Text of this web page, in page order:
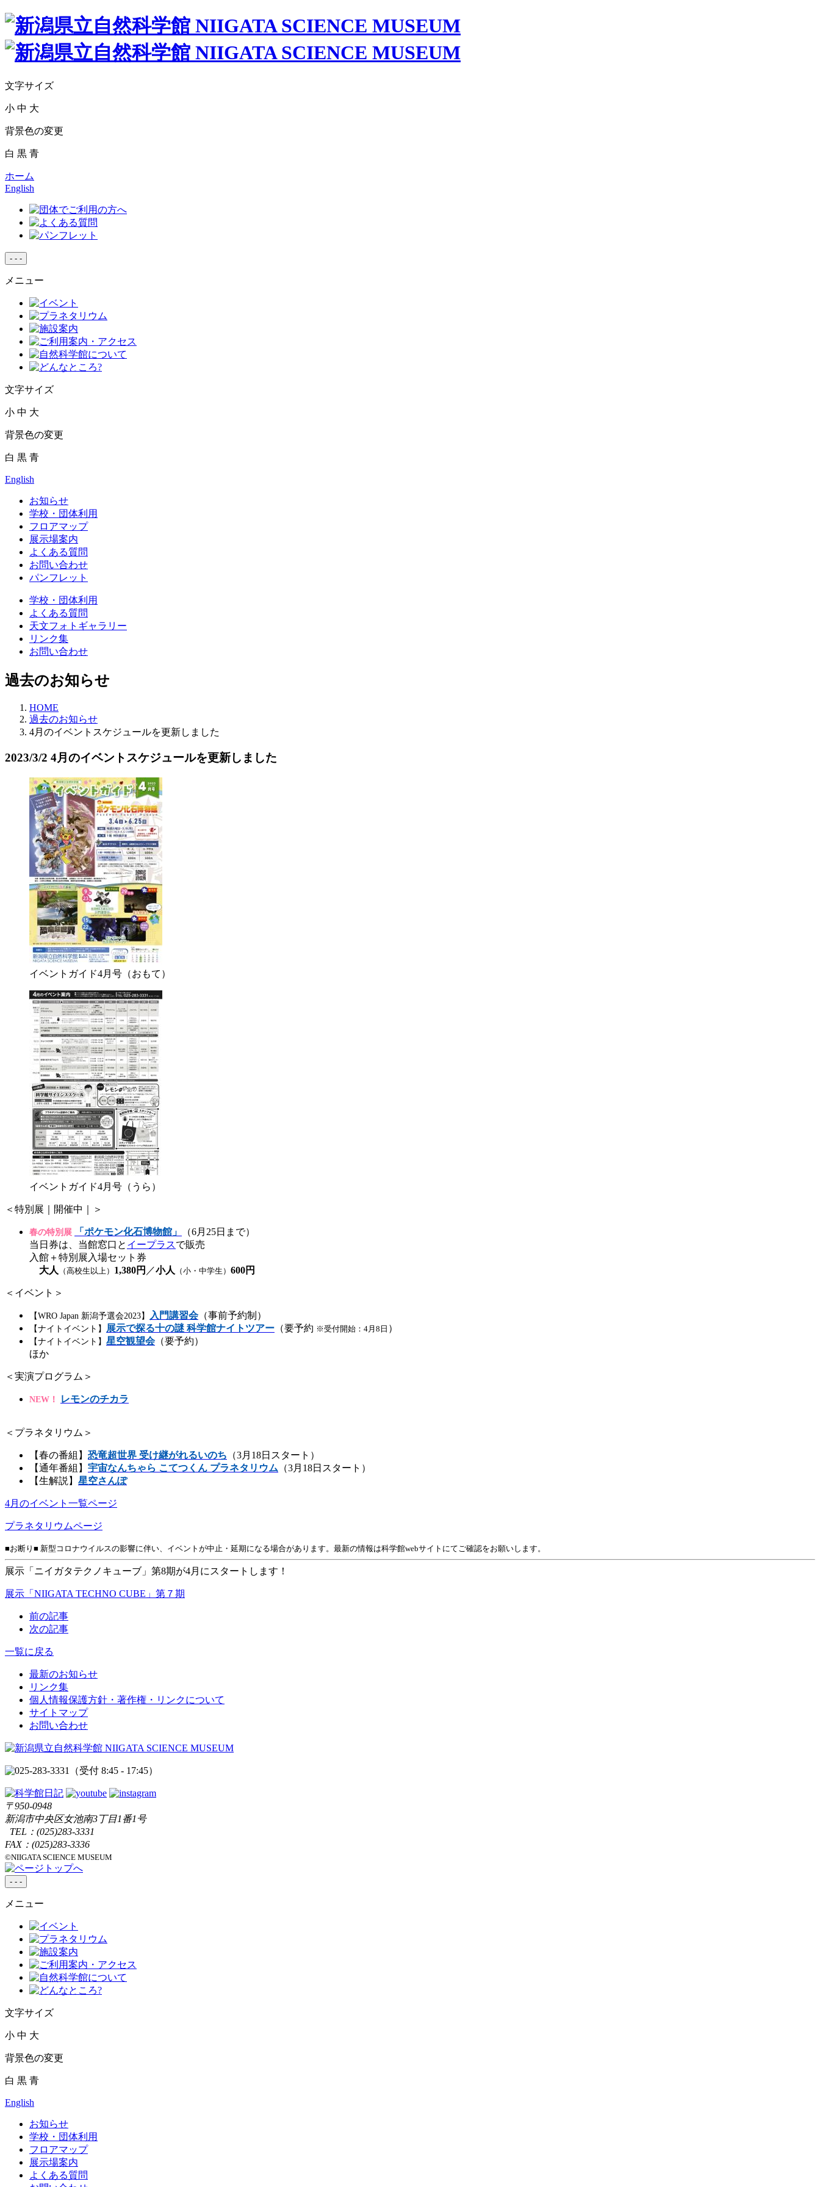
文字サイズ
小 中 大
背景色の変更
白 黒 青
ホーム
English
- - -
メニュー
文字サイズ
小 中 大
背景色の変更
白 黒 青
English
お知らせ
学校・団体利用
フロアマップ
展示場案内
よくある質問
お問い合わせ
パンフレット
学校・団体利用
よくある質問
天文フォトギャラリー
リンク集
お問い合わせ
過去のお知らせ
HOME
過去のお知らせ
4月のイベントスケジュールを更新しました
2023/3/2 4月のイベントスケジュールを更新しました
イベントガイド4月号（おもて）
イベントガイド4月号（うら）
＜特別展｜開催中｜＞
春の特別展 「ポケモン化石博物館」
（6月25日まで）
当日券は、当館窓口と イープラスで販売
入館＋特別展入場セット券
大人
（高校生以上） 1,380円 ／小人 （小・中学生） 600円
＜イベント＞
【WRO Japan 新潟予選会2023】 入門講習会（事前予約制）
【ナイトイベント】 展示で探る十の謎 科学館ナイトツアー （要予約 ※受付開始：4月8日 ）
【ナイトイベント】 星空観望会（要予約）
ほか
＜実演プログラム＞
NEW！ レモンのチカラ
＜プラネタリウム＞
【春の番組】 恐竜超世界 受け継がれるいのち （3月18日スタート）
【通年番組】 宇宙なんちゃら こてつくん プラネタリウム （3月18日スタート）
【生解説】 星空さんぽ
4月のイベント一覧ページ
プラネタリウムページ
■お断り■ 新型コロナウイルスの影響に伴い、イベントが中止・延期になる場合があります。最新の情報は科学館webサイトにてご確認をお願いします。
展示「ニイガタテクノキューブ」第8期が4月にスタートします！
展示「NIIGATA TECHNO CUBE」第７期
前の記事
次の記事
一覧に戻る
最新のお知らせ
リンク集
個人情報保護方針・著作権・リンクについて
サイトマップ
お問い合わせ
（受付 8:45 - 17:45）
〒950-0948
新潟市中央区女池南3丁目1番1号
TEL： (025)283-3331
FAX：(025)283-3336
©NIIGATA SCIENCE MUSEUM
- - -
メニュー
文字サイズ
小 中 大
背景色の変更
白 黒 青
English
お知らせ
学校・団体利用
フロアマップ
展示場案内
よくある質問